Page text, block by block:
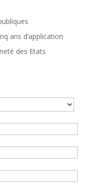
ans d’application
des Etats